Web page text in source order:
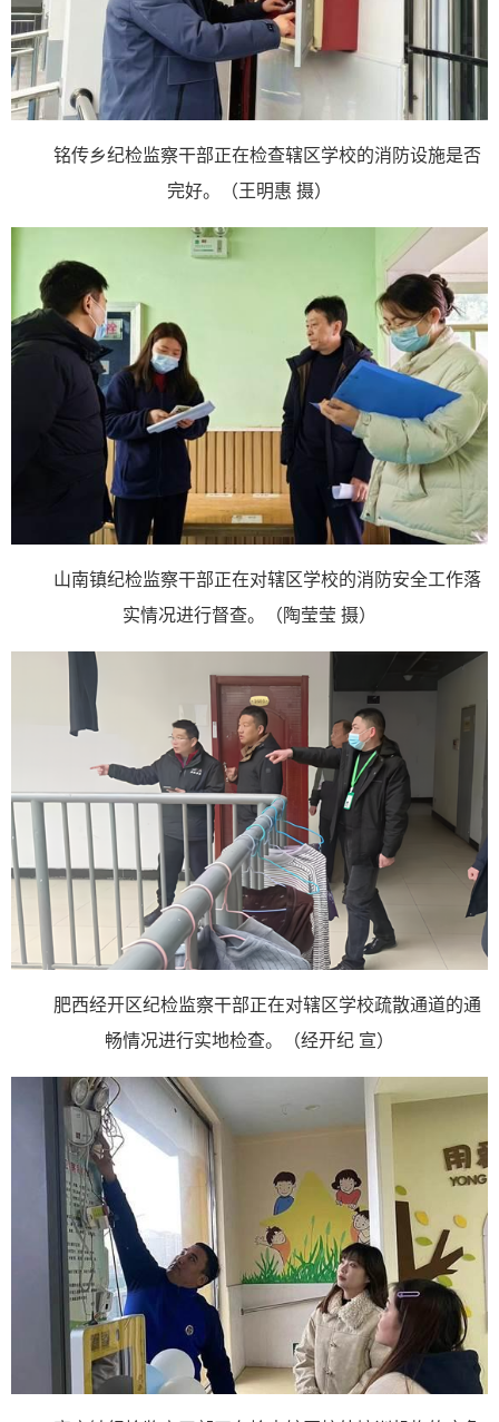
铭传乡纪检监察干部正在检查辖区学校的消防设施是否
完好。（王明惠 摄）
山南镇纪检监察干部正在对辖区学校的消防安全工作落
实情况进行督查。（陶莹莹 摄）
肥西经开区纪检监察干部正在对辖区学校疏散通道的通
畅情况进行实地检查。（经开纪 宣）